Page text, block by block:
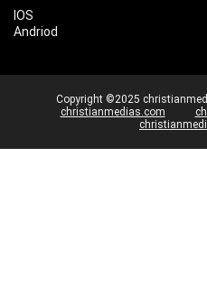
IOS
Andriod
Copyright ©2025
christianmedias.com